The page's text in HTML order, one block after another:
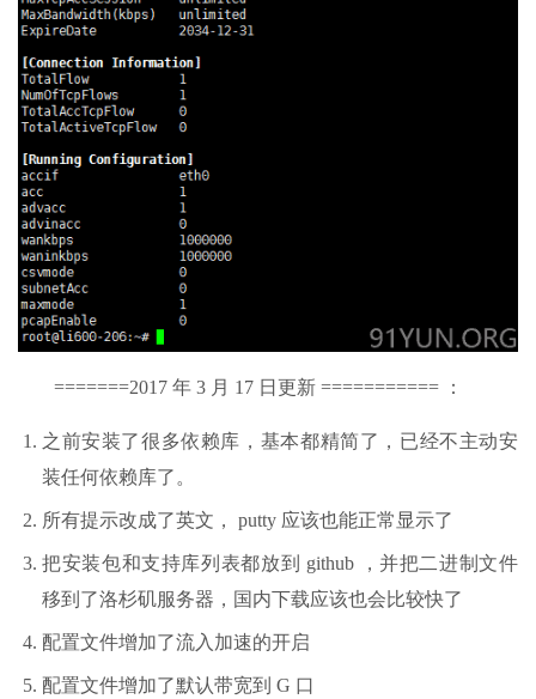
=======2017 年 3 月 17 日更新 =========== ：
之前安装了很多依赖库，基本都精简了，已经不主动安
装任何依赖库了。
所有提示改成了英文， putty 应该也能正常显示了
把安装包和支持库列表都放到 github ，并把二进制文件
移到了洛杉矶服务器，国内下载应该也会比较快了
配置文件增加了流入加速的开启
配置文件增加了默认带宽到 G 口